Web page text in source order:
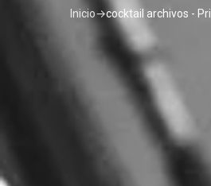
Inicio→cocktail archivos -